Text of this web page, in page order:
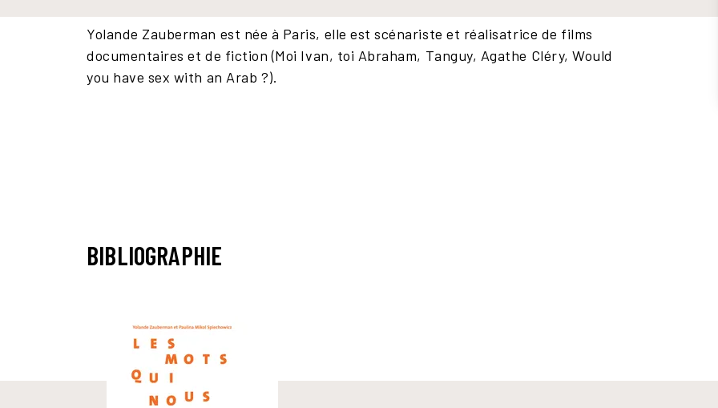
Yolande Zauberman est née à Paris, elle est scénariste et réalisatrice de films
documentaires et de fiction (Moi Ivan, toi Abraham, Tanguy, Agathe Cléry, Would
you have sex with an Arab ?).
BIBLIOGRAPHIE